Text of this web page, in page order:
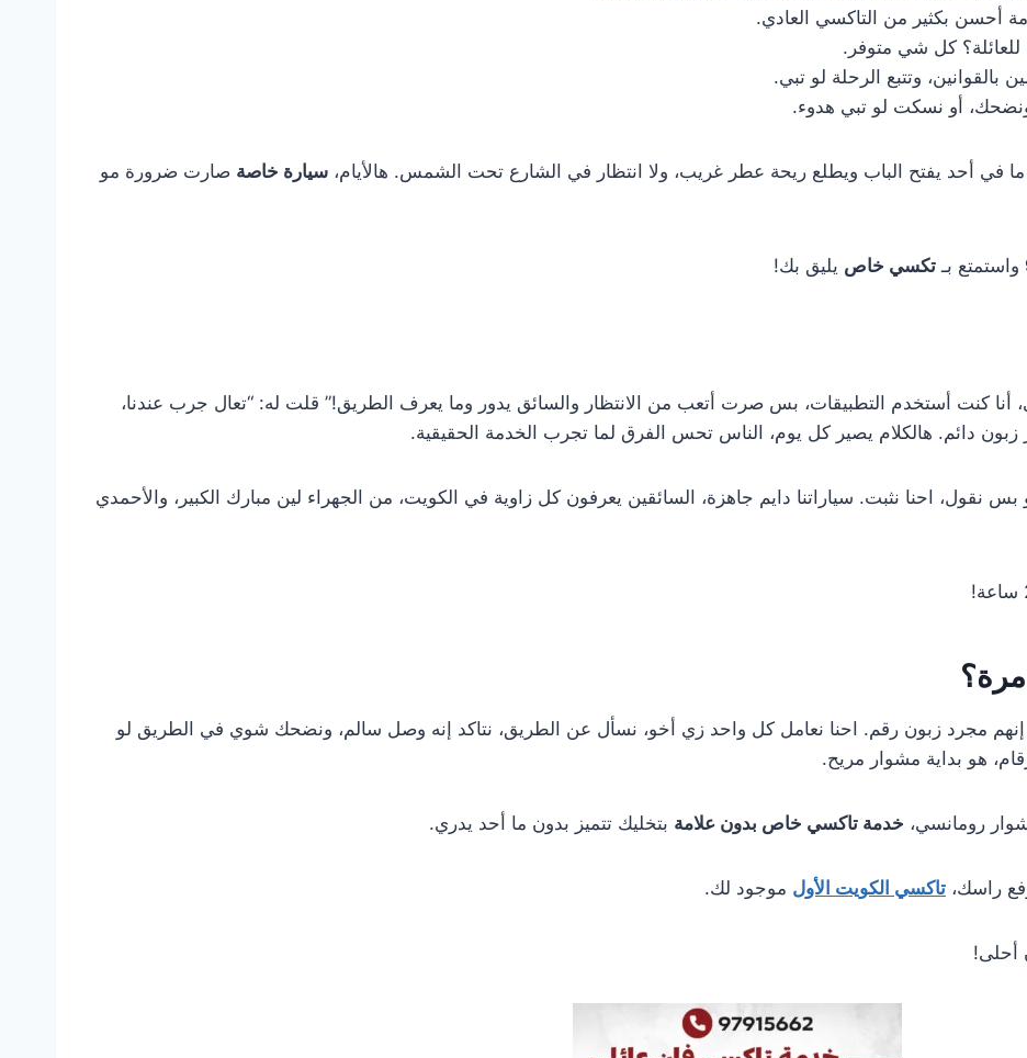
أحسن بكثير من التاكسي العادي.
وتتبع الرحلة لو تبي.
أو نسكت لو تبي هدوء.
ما في أحد يفتح الباب ويطلع ريحة عطر غريب، ولا انتظار في الشارع تحت الشمس. هالأيام، سيارة خاصة صارت ضرورة مو
واستمتع بـ تكسي خاص يليق بك!
أنا كنت أستخدم التطبيقات، بس صرت أتعب من الانتظار والسائق يدور وما يعرف الطريق!” قلت له: “تعال جرب عندنا،
دائم. هالكلام يصير كل يوم، الناس تحس الفرق لما تجرب الخدمة الحقيقية.
بس نقول، احنا نثبت. سياراتنا دايم جاهزة، السائقين يعرفون كل زاوية في الكويت، من الجهراء لين مبارك الكبير، والأحمدي
مجرد زبون رقم. احنا نعامل كل واحد زي أخو، نسأل عن الطريق، نتاكد إنه وصل سالم، ونضحك شوي في الطريق لو
هو بداية مشوار مريح.
رومانسي، خدمة تاكسي خاص بدون علامة بتخليك تتميز بدون ما أحد يدري.
راسك، تاكسي الكويت الأول موجود لك.
أحلى!